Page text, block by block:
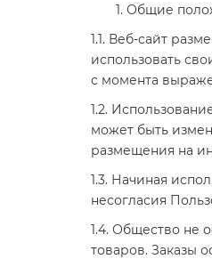
Общие
1.1. Веб-сайт
использовать
с момента
1.2.
может быть
размещения на
1.3. Начиная
несогласия
1.4. Общество не
товаров. Заказы